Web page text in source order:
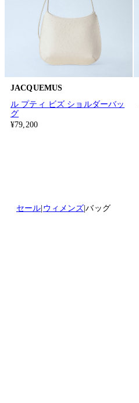
JACQUEMUS
ル プティ ビズ ショルダーバッ
グ
¥79,200
セール ウィメンズ バッグ